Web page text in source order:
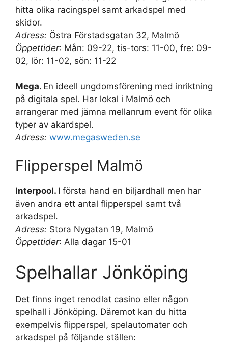
hitta olika racingspel samt arkadspel med
skidor.
Adress: Östra Förstadsgatan 32, Malmö
Öppettider: Mån: 09-22, tis-tors: 11-00, fre: 09-
02, lör: 11-02, sön: 11-22
Mega. En ideell ungdomsförening med inriktning
på digitala spel. Har lokal i Malmö och
arrangerar med jämna mellanrum event för olika
typer av akardspel.
Adress: www.megasweden.se
Flipperspel Malmö
Interpool. I första hand en biljardhall men har
även andra ett antal flipperspel samt två
arkadspel.
Adress: Stora Nygatan 19, Malmö
Öppettider: Alla dagar 15-01
Spelhallar Jönköping
Det finns inget renodlat casino eller någon
spelhall i Jönköping. Däremot kan du hitta
exempelvis flipperspel, spelautomater och
arkadspel på följande ställen: